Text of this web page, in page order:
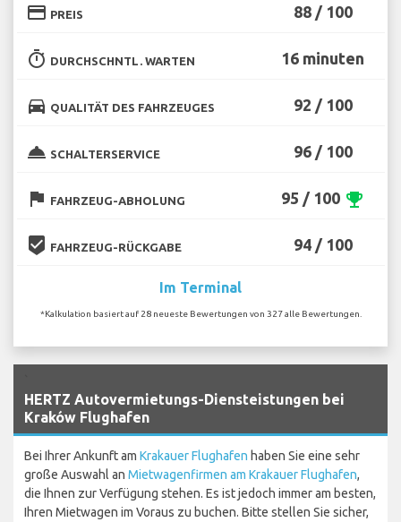
credit_card PREIS 88 / 100
timer DURCHSCHNTL. WARTEN 16 minuten
directions_car QUALITÄT DES FAHRZEUGES 92 / 100
room_service SCHALTERSERVICE 96 / 100
flag FAHRZEUG-ABHOLUNG 95 / 100 emoji_events
beenhere FAHRZEUG-RÜCKGABE 94 / 100
Im Terminal
*Kalkulation basiert auf 28 neueste Bewertungen von 327 alle Bewertungen.
HERTZ Autovermietungs-Diensteistungen bei
Kraków Flughafen
Bei Ihrer Ankunft am Krakauer Flughafen haben Sie eine sehr
große Auswahl an Mietwagenfirmen am Krakauer Flughafen,
die Ihnen zur Verfügung stehen. Es ist jedoch immer am besten,
Ihren Mietwagen im Voraus zu buchen. Bitte stellen Sie sicher,